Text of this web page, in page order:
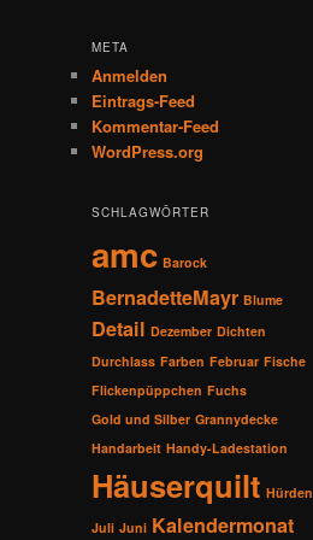
META
Anmelden
Eintrags-Feed
Kommentar-Feed
WordPress.org
SCHLAGWÖRTER
amc Barock
BernadetteMayr Blume
Detail Dezember Dichten
Durchlass Farben Februar Fische
Flickenpüppchen Fuchs
Gold und Silber Grannydecke
Handarbeit Handy-Ladestation
Häuserquilt Hürden
Juli Juni Kalendermonat